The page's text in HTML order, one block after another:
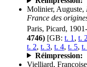
Molinier, Auguste,
France des
Paris, Picard,
4746) [GB: t. 1 , t. 2
t. 2, t. 3, t. 4, t. 5, t.
Réimpression:
Vielliard,